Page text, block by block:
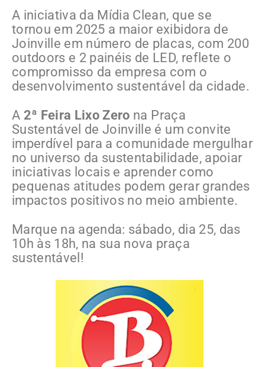
A iniciativa da Mídia Clean, que se
tornou em 2025 a maior exibidora de
Joinville em número de placas, com 200
outdoors e 2 painéis de LED, reflete o
compromisso da empresa com o
desenvolvimento sustentável da cidade.
A 2ª Feira Lixo Zero na Praça
Sustentável de Joinville é um convite
imperdível para a comunidade mergulhar
no universo da sustentabilidade, apoiar
iniciativas locais e aprender como
pequenas atitudes podem gerar grandes
impactos positivos no meio ambiente.
Marque na agenda: sábado, dia 25, das
10h às 18h, na sua nova praça
sustentável!